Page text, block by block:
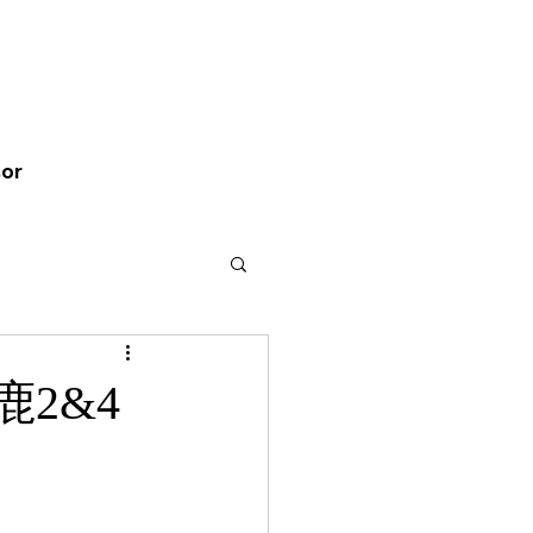
2&4